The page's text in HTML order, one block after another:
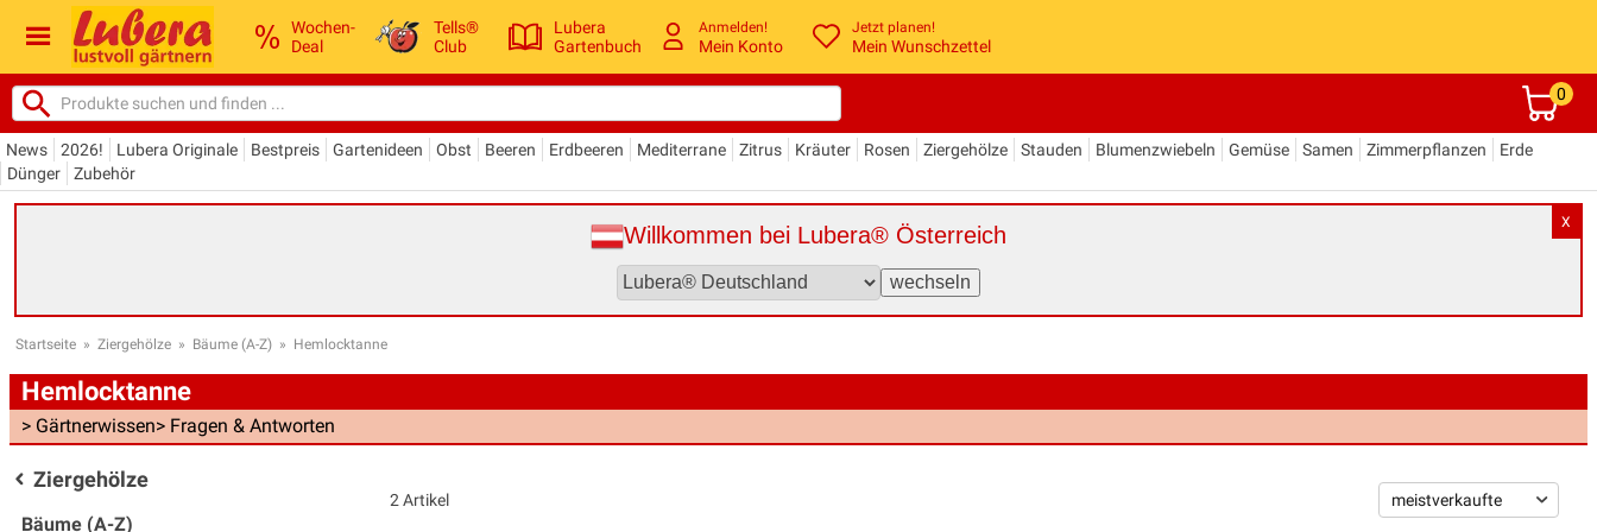
Wochen-
Deal
Tells®
Club
Lubera
Gartenbuch
Anmelden!
Mein Konto
Jetzt planen!
Mein Wunschzettel
0
News 2026! Lubera Originale Bestpreis Gartenideen Obst Beeren Erdbeeren Mediterrane Zitrus Kräuter Rosen Ziergehölze Stauden Blumenzwiebeln Gemüse Samen Zimmerpflanzen
Erde
Dünger
Zubehör
X
Willkommen bei Lubera® Österreich
Startseite » Ziergehölze » Bäume (A-Z) » Hemlocktanne
Hemlocktanne
> Gärtnerwissen> Fragen & Antworten
Ziergehölze
Bäume (A-Z)
2 Artikel